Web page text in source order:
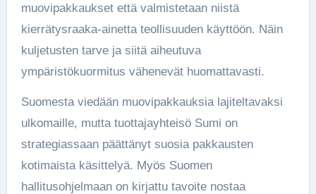
muovipakkaukset että valmistetaan niistä
kierrätysraaka-ainetta teollisuuden käyttöön. Näin
kuljetusten tarve ja siitä aiheutuva
ympäristökuormitus vähenevät huomattavasti.
Suomesta viedään muovipakkauksia lajiteltavaksi
ulkomaille, mutta tuottajayhteisö Sumi on
strategiassaan päättänyt suosia pakkausten
kotimaista käsittelyä. Myös Suomen
hallitusohjelmaan on kirjattu tavoite nostaa